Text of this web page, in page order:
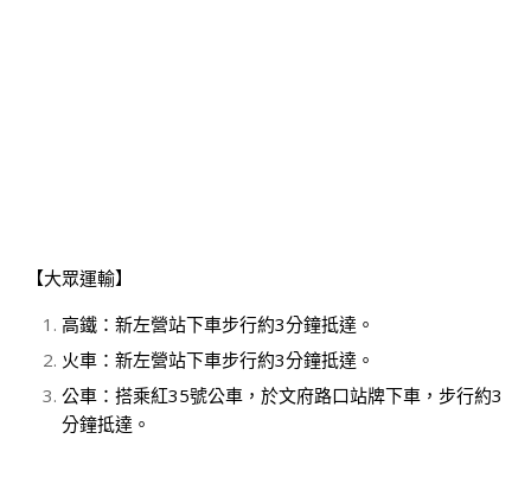
【大眾運輸】
高鐵：新左營站下車步行約3分鐘抵達。
火車：新左營站下車步行約3分鐘抵達。
公車：搭乘紅35號公車，於文府路口站牌下車，步行約3
分鐘抵達。